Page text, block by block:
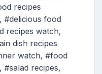
recipes
#delicious food
recipes watch,
dish recipes
watch, #food
#salad recipes,